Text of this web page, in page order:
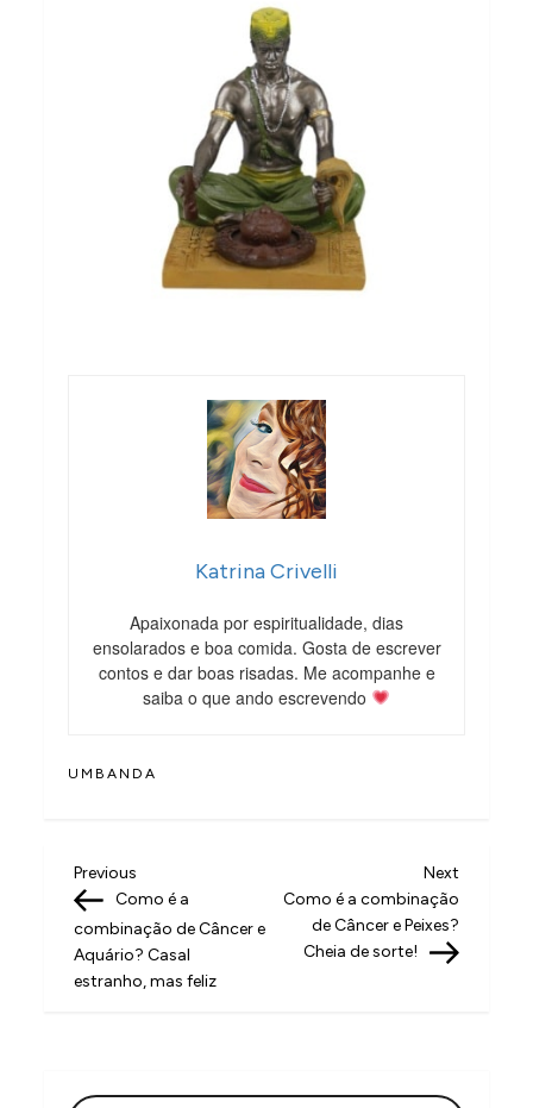
Katrina Crivelli
Apaixonada por espiritualidade, dias
ensolarados e boa comida. Gosta de escrever
contos e dar boas risadas. Me acompanhe e
saiba o que ando escrevendo
UMBANDA
N
a
v
e
Previous
Post
Previous
Como é a
combinação de Câncer e
Aquário? Casal
estranho, mas feliz
Next
Post
Next
Como é a combinação
de Câncer e Peixes?
Cheia de sorte!